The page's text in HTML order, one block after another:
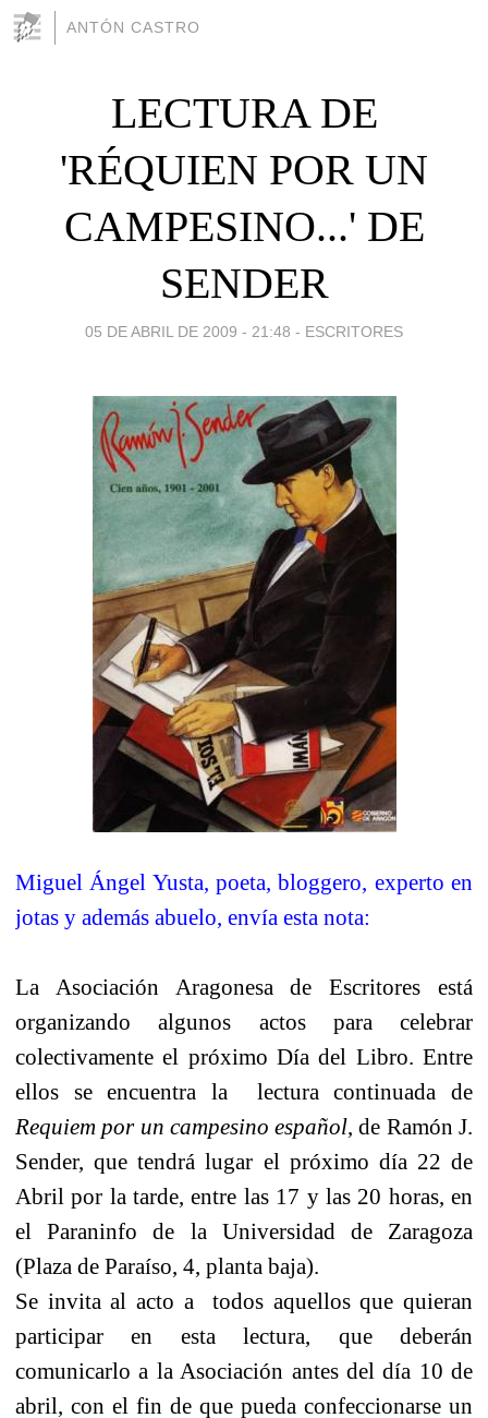
ANTÓN CASTRO
LECTURA DE
'RÉQUIEN POR UN
CAMPESINO...' DE
SENDER
05 DE ABRIL DE 2009 - 21:48 - ESCRITORES
Miguel Ángel Yusta, poeta, bloggero, experto en
jotas y además abuelo, envía esta nota:
La Asociación Aragonesa de Escritores está
organizando algunos actos para celebrar
colectivamente el próximo Día del Libro. Entre
ellos se encuentra la
lectura continuada de
Requiem por un campesino español, de Ramón J.
Sender, que tendrá lugar el próximo día 22 de
Abril por la tarde, entre las 17 y las 20 horas, en
el Paraninfo de la Universidad de Zaragoza
(Plaza de Paraíso, 4, planta baja).
Se invita al acto a todos aquellos que quieran
participar en esta lectura, que deberán
comunicarlo a la Asociación antes del día 10 de
abril, con el fin de que pueda confeccionarse un